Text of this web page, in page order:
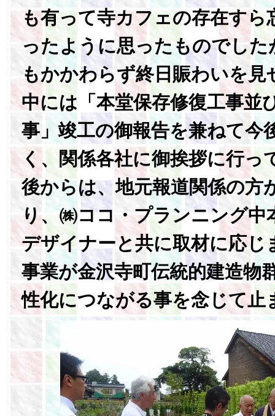
も有って寺カフェの存在すら
ったように思ったものでした
もかかわらず終日賑わいを見
中には「本堂保存修復工事並
事」竣工の御報告を兼ねて今
く、関係各社に御挨拶に行っ
後からは、地元報道関係の方
り、㈱ココ・プランニング中
デザイナーと共に取材に応じ
事業が金沢寺町伝統的建造物
性化につながる事を念じて止